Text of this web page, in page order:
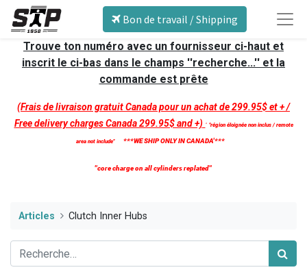
Bon de travail / Shipping
Trouve ton numéro avec un fournisseur ci-haut et
inscrit le ci-bas dans le champs ''recherche...'' et la
commande est prête
(Frais de livraison gratuit Canada pour un achat de 299.95$ et + /
Free delivery charges Canada 299.95$ and +) ' ''région éloignée non inclus / remote
area not include'' ***WE SHIP ONLY IN CANADA'***
''core charge on all cylinders replated''
Articles Clutch Inner Hubs